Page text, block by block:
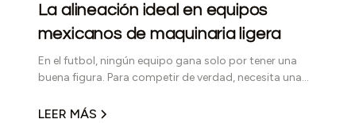
La alineación ideal en equipos
mexicanos de maquinaria ligera
En el futbol, ningún equipo gana solo por tener una
buena figura. Para competir de verdad, necesita una
ordenado, ataque efectivo y jugadores capaces de
LEER MÁS